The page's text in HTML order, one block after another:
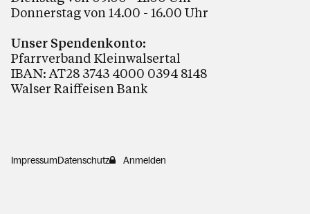
Donnerstag von 14.00 - 16.00 Uhr
Unser Spendenkonto:
Pfarrverband Kleinwalsertal
IBAN: AT28 3743 4000 0394 8148
Walser Raiffeisen Bank
ImpressumDatenschutz Anmelden